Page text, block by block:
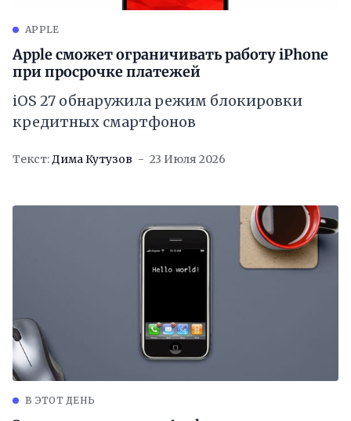
APPLE
Apple сможет ограничивать работу iPhone
при просрочке платежей
iOS 27 обнаружила режим блокировки
кредитных смартфонов
Текст:Дима Кутузов 23 Июля 2026
В ЭТОТ ДЕНЬ